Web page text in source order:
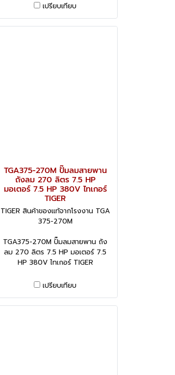
เปรียบเทียบ
TGA375-270M ปั๊มลมสายพาน
ถังลม 270 ลิตร 7.5 HP
มอเตอร์ 7.5 HP 380V ไทเกอร์
TIGER
TIGER สินค้าของแท้จากโรงงาน TGA
375-270M
TGA375-270M ปั๊มลมสายพาน ถัง
ลม 270 ลิตร 7.5 HP มอเตอร์ 7.5
HP 380V ไทเกอร์ TIGER
เปรียบเทียบ